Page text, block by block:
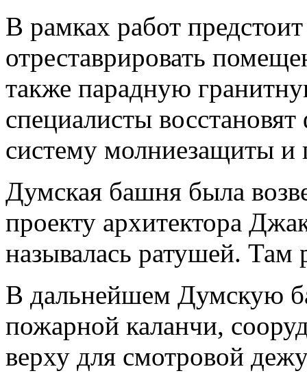
В рамках работ
отреставрировать
также парадную
специалисты
систему молниезащиты
Думская башня была
проекту архитектора
называлась ратушей. Там
В дальнейшем Думскую
пожарной каланчи,
верху для смотровой